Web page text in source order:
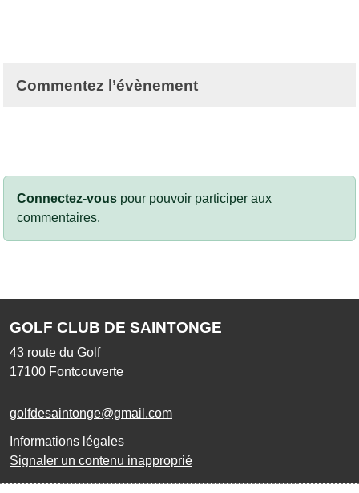
Commentez l’évènement
Connectez-vous pour pouvoir participer aux
commentaires.
GOLF CLUB DE SAINTONGE
43 route du Golf
17100 Fontcouverte
golfdesaintonge@gmail.com
Informations légales
Signaler un contenu inapproprié